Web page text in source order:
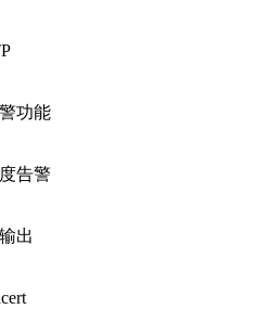
功能
告警
出